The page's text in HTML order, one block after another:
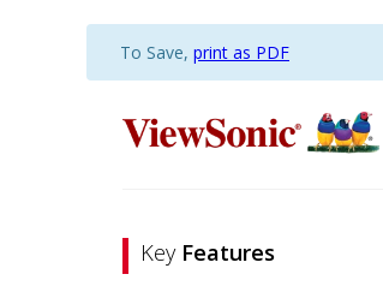
To Save, print as PDF
Key Features